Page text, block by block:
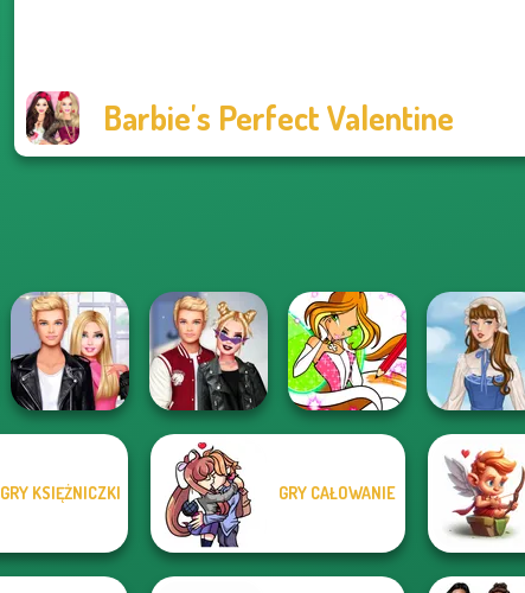
Barbie's Perfect Valentine
Roomies Blind
Kiss, Marry, Hate
Challenge
Winx Paint Fairy
French Folklore
GRY KSIĘŻNICZKI GRY CAŁOWANIE